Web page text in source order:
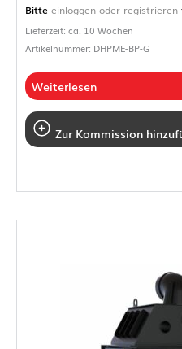
Bitte einloggen oder registrieren
Lieferzeit: ca. 10 Wochen
Artikelnummer: DHPME-BP-G
Weiterlesen
Zur Kommission